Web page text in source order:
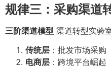
规律三：采购渠道
三阶渠道模型 渠道转型实验
传统层 ：批发市场采购
电商层 ：跨境平台崛起